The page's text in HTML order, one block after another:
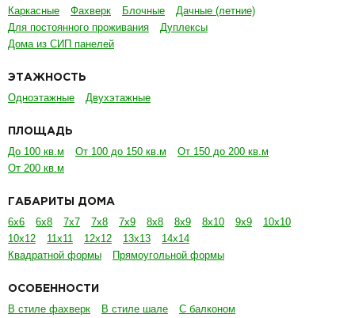
Каркасные Фахверк Блочные
Дачные (летние)
Для постоянного проживания
Дуплексы
Дома из СИП панелей
ЭТАЖНОСТЬ
Одноэтажные Двухэтажные
ПЛОЩАДЬ
До 100 кв.м От 100 до 150 кв.м
От 150 до 200 кв.м
От 200 кв.м
ГАБАРИТЫ ДОМА
6х6 6х8 7х7 7х8 7х9 8х8 8х9 8х10 9х9
10х10
10х12
11х11 12х12 13х13
14х14
Квадратной формы
Прямоугольной формы
ОСОБЕННОСТИ
В стиле фахверк В стиле шале
С балконом